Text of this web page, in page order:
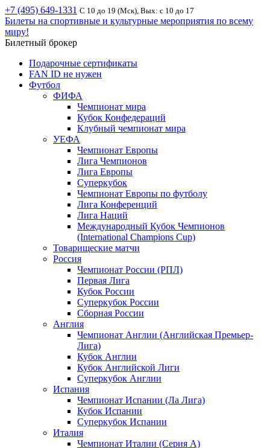
+7 (495) 649-1331 С 10 до 19 (Мск), Вых: с 10 до 17
Билеты на спортивные и культурные мероприятия по всему
миру!
Билетный брокер
Подарочные сертификаты
FAN ID не нужен
Футбол
ФИФА
Чемпионат мира
Кубок Конфедераций
Клубный чемпионат мира
УЕФА
Чемпионат Европы
Лига Чемпионов
Лига Европы
Суперкубок
Чемпионат Европы по футболу
Лига Конференций
Лига Наций
Международный Кубок Чемпионов
(International Champions Cup)
Товарищеские матчи
Россия
Чемпионат России (РПЛ)
Первая Лига
Кубок России
Суперкубок России
Сборная России
Англия
Чемпионат Англии (Английская Премьер-
Лига)
Кубок Англии
Кубок Английской Лиги
Суперкубок Англии
Испания
Чемпионат Испании (Ла Лига)
Кубок Испании
Суперкубок Испании
Италия
Чемпионат Италии (Серия А)